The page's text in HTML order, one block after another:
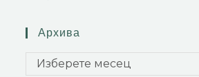
Архива
Изберете месец